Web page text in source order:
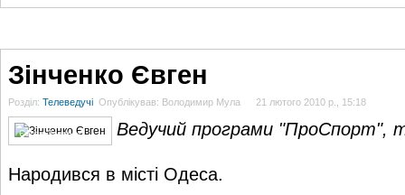
Зінченко Євген
Розділ: Телеведучі Опублікував: Володимир Мула 21 лютого 2010 р., 15:18
Євген Зінченко Ведучий програми "ПроСпорт",
Народився в місті Одеса.